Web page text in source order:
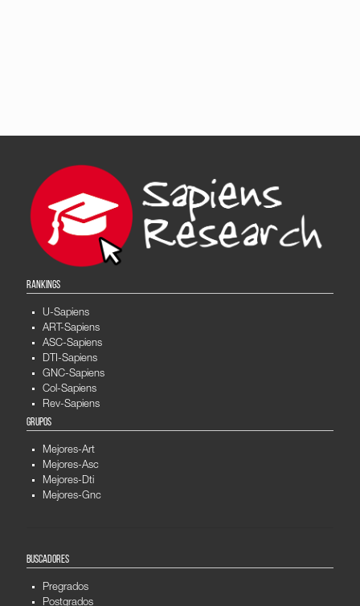
RANKINGS
U-Sapiens
ART-Sapiens
ASC-Sapiens
DTI-Sapiens
GNC-Sapiens
Col-Sapiens
Rev-Sapiens
GRUPOS
Mejores-Art
Mejores-Asc
Mejores-Dti
Mejores-Gnc
BUSCADORES
Pregrados
Postgrados